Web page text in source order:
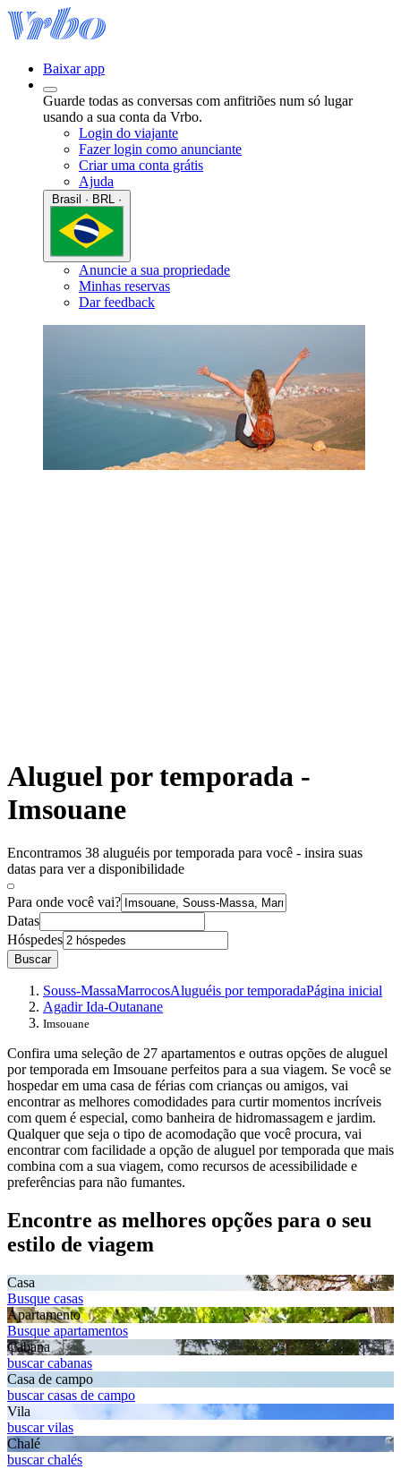
Baixar app
Guarde todas as conversas com anfitriões num só lugar
usando a sua conta da Vrbo.
Login do viajante
Fazer login como anunciante
Criar uma conta grátis
Ajuda
Anuncie a sua propriedade
Minhas reservas
Dar feedback
Aluguel por temporada -
Imsouane
Encontramos 38 aluguéis por temporada para você - insira suas
datas para ver a disponibilidade
Para onde você vai?
Datas
Hóspedes
Buscar
Souss-MassaMarrocosAluguéis por temporadaPágina inicial
Agadir Ida-Outanane
Imsouane
Confira uma seleção de 27 apartamentos e outras opções de aluguel
por temporada em Imsouane perfeitos para a sua viagem. Se você se
hospedar em uma casa de férias com crianças ou amigos, vai
encontrar as melhores comodidades para curtir momentos incríveis
com quem é especial, como banheira de hidromassagem e jardim.
Qualquer que seja o tipo de acomodação que você procura, vai
encontrar com facilidade a opção de aluguel por temporada que mais
combina com a sua viagem, como recursos de acessibilidade e
preferências para não fumantes.
Encontre as melhores opções para o seu
estilo de viagem
Casa
Busque casas
Apartamento
Busque apartamentos
Cabana
buscar cabanas
Casa de campo
buscar casas de campo
Vila
buscar vilas
Chalé
buscar chalés